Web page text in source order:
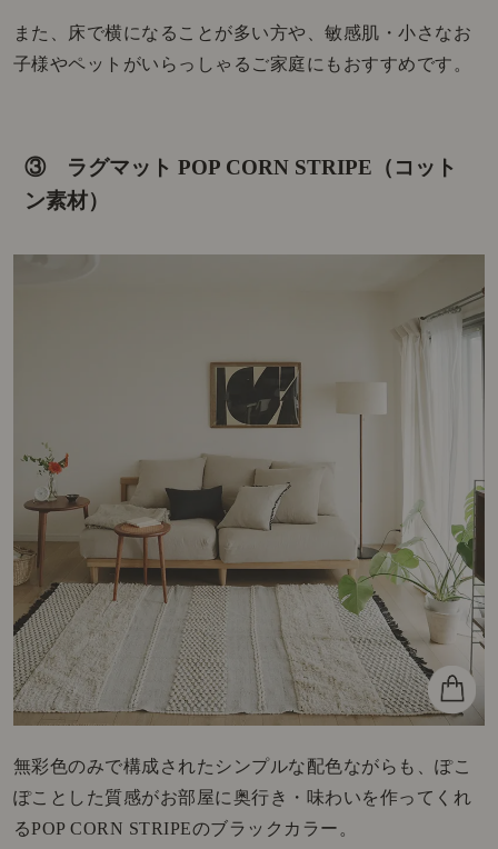
また、床で横になることが多い方や、敏感肌・小さなお
子様やペットがいらっしゃるご家庭にもおすすめです。
③ ラグマット POP CORN STRIPE（コット
ン素材）
無彩色のみで構成されたシンプルな配色ながらも、ぽこ
ぽことした質感がお部屋に奥行き・味わいを作ってくれ
るPOP CORN STRIPEのブラックカラー。